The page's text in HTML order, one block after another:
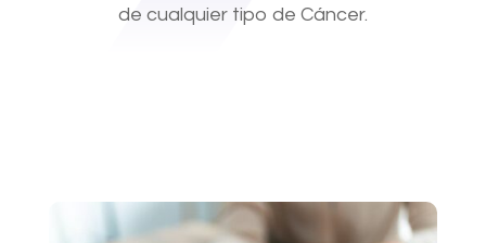
de cualquier tipo de Cáncer.